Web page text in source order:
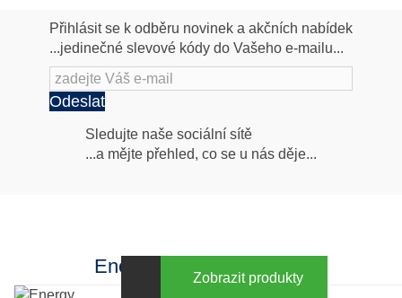
Přihlásit se k odběru novinek a akčních nabídek
...jedinečné slevové kódy do Vašeho e-mailu...
Odeslat
Následujte
Sledujte naše sociální sítě
...a mějte přehled, co se u nás děje...
Energy za výhodné ceny
Zobrazit produkty